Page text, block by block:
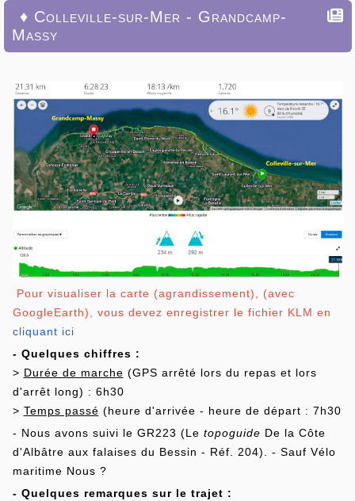
♦ Colleville-sur-Mer - Grandcamp-
Massy
Pour visualiser la carte (agrandissement), (avec
GoogleEarth), vous devez enregistrer le fichier KLM en
cliquant ici
- Quelques chiffres :
> Durée de marche (GPS arrêté lors du repas et lors
d'arrêt long) : 6h30
> Temps passé (heure d'arrivée - heure de départ : 7h30
- Nous avons suivi le GR223 (Le topoguide De la Côte
d'Albâtre aux falaises du Bessin - Réf. 204). - Sauf Vélo
maritime Nous ?
- Quelques remarques sur le trajet :